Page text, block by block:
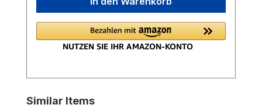
Produktgalerie überspringen
Similar Items